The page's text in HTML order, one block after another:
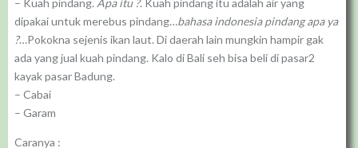
dipakai untuk merebus pindang…bahasa indonesia pindang apa ya
?…Pokokna sejenis ikan laut. Di daerah lain mungkin hampir gak
ada yang jual kuah pindang. Kalo di Bali seh bisa beli di pasar2
kayak pasar Badung.
– Cabai
– Garam
Caranya :